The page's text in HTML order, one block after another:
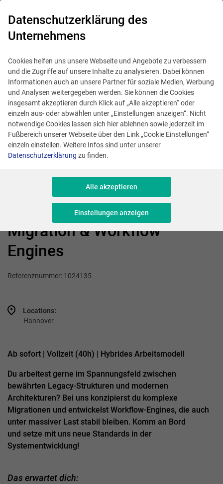
Senior Systementwickler
(m/w/d) im Bereich
Migration & Workflow
Engines
Referenznummer: 1024135
Locations:
Hannover
Ab sofort | Vollzeit (40h) | Hybrides Arbeitsmodell
Du arbeitest gerne im Spannungsfeld zwischen
bewährten Legacy-Strukturen und modernen
Architekturen? Bei uns konzipierst du komplexe
Migrationen und entwickelst Workflow-Engines, die auch
unter massiver Last stabil bleiben. Komm an Bord
und setze mit uns neue Standards in der
Systementwicklung!
Das erwartet dich:
Datenschutzerklärung des
Unternehmens
Cookies helfen uns unsere Webseite und Angebote zu verbessern
und die Zugriffe auf unsere Inhalte zu analysieren. Dabei können
Informationen auch an unsere Partner für soziale Medien, Werbung
und Analysen weitergegeben werden. Sie können die Cookies
insgesamt akzeptieren durch Klick auf „Alle akzeptieren“ oder
einzeln aus- oder abwählen unter „Einstellungen anzeigen“. Nicht
notwendige Cookies lassen sich hier ablehnen sowie jederzeit im
Fußbereich unserer Webseite über den Link „Cookie Einstellungen“
einzeln einstellen. Weitere Infos sind unter unserer
Datenschutzerklärung zu finden.
Alle akzeptieren
Einstellungen anzeigen